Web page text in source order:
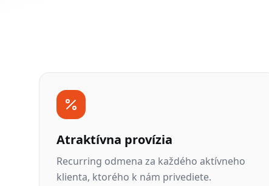
Atraktívna provízia
Recurring odmena za každého aktívneho
klienta, ktorého k nám privediete.